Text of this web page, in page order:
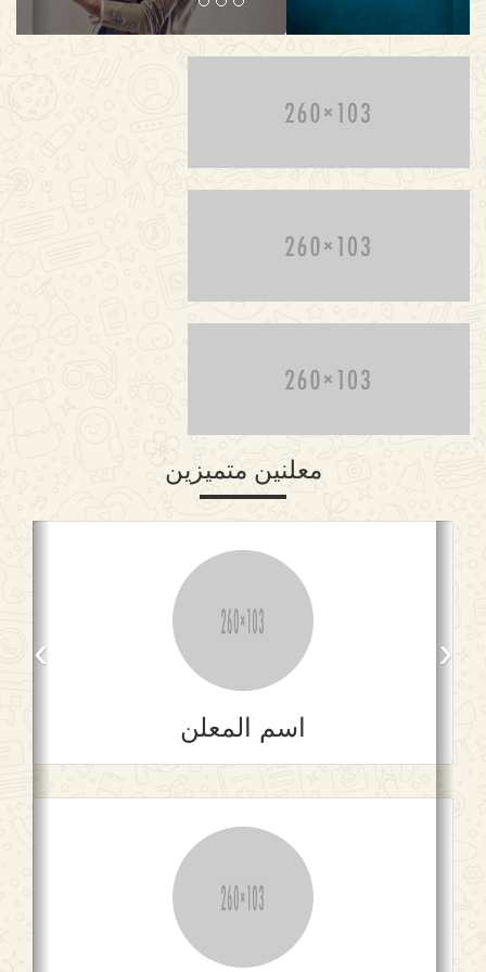
معلنين متميزين
اسم المعلن
‹
›